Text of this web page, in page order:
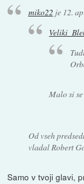
miko22je 12.
Malo si
Od vseh
vladal Robert
Samo v tvoji glavi,